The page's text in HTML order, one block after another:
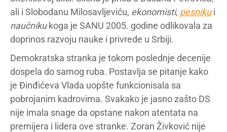
ali i Slobodanu Milosavljeviću, ekonomisti, pesnikui
naučnikukoga je SANU 2005. godine odlikovala za
doprinos razvoju nauke i privrede u Srbiji.
Demokratska stranka je tokom poslednje decenije
dospela do samog ruba. Postavlja se pitanje kako
je Đinđićeva Vlada uopšte funkcionisala sa
pobrojanim kadrovima. Svakako je jasno zašto DS
nije imala snage da opstane nakon atentata na
premijera i lidera ove stranke. Zoran Živković nije